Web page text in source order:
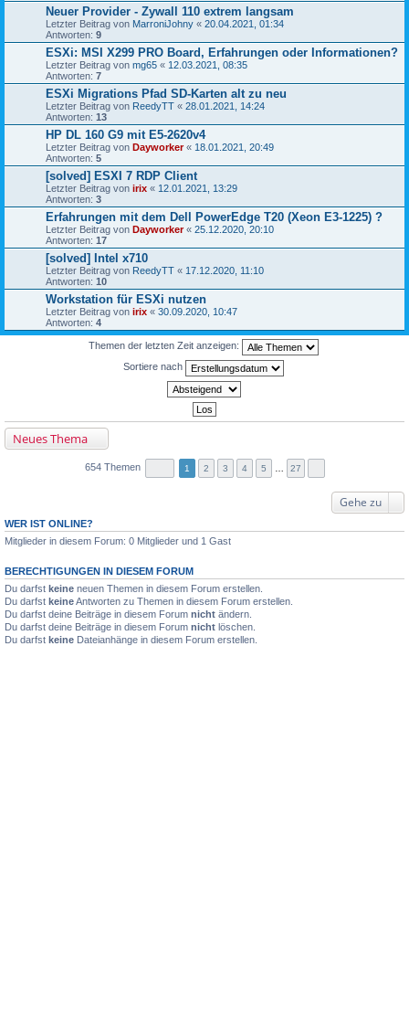
Neuer Provider - Zywall 110 extrem langsam
Letzter Beitrag von MarroniJohny « 20.04.2021, 01:34
Antworten: 9
ESXi: MSI X299 PRO Board, Erfahrungen oder Informationen?
Letzter Beitrag von mg65 « 12.03.2021, 08:35
Antworten: 7
ESXi Migrations Pfad SD-Karten alt zu neu
Letzter Beitrag von ReedyTT « 28.01.2021, 14:24
Antworten: 13
HP DL 160 G9 mit E5-2620v4
Letzter Beitrag von Dayworker« 18.01.2021, 20:49
Antworten: 5
[solved] ESXI 7 RDP Client
Letzter Beitrag von irix « 12.01.2021, 13:29
Antworten: 3
Erfahrungen mit dem Dell PowerEdge T20 (Xeon E3-1225) ?
Letzter Beitrag von Dayworker« 25.12.2020, 20:10
Antworten: 17
[solved] Intel x710
Letzter Beitrag von ReedyTT « 17.12.2020, 11:10
Antworten: 10
Workstation für ESXi nutzen
Letzter Beitrag von irix « 30.09.2020, 10:47
Antworten: 4
Themen der letzten Zeit anzeigen:
Sortiere nach
Neues Thema
654 Themen 1 2 3 4 5 27
Gehe zu
WER IST ONLINE?
Mitglieder in diesem Forum: 0 Mitglieder und 1 Gast
BERECHTIGUNGEN IN DIESEM FORUM
Du darfst keine neuen Themen in diesem Forum erstellen.
Du darfst keineAntworten zu Themen in diesem Forum erstellen.
Du darfst deine Beiträge in diesem Forum nicht ändern.
Du darfst deine Beiträge in diesem Forum nicht löschen.
Du darfst keine Dateianhänge in diesem Forum erstellen.